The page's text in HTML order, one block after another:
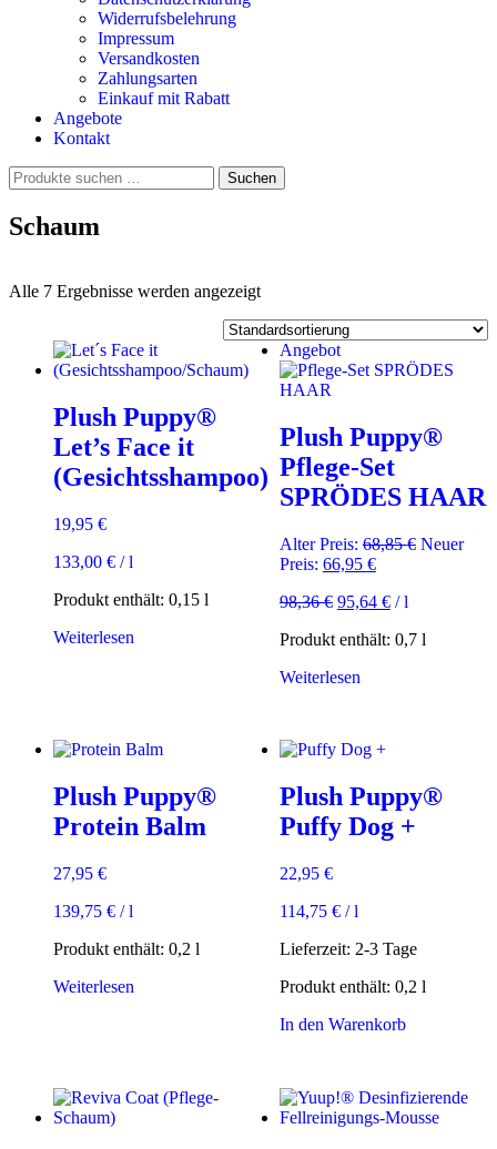
Widerrufsbelehrung
Impressum
Versandkosten
Zahlungsarten
Einkauf mit Rabatt
Angebote
Kontakt
Suchen
nach:
Suchen
Schaum
Alle 7 Ergebnisse werden angezeigt
Plush Puppy®
Let’s Face it
(Gesichtsshampoo)
19,95 €
133,00 € /l
Produkt enthält: 0,15 l
Weiterlesen
Angebot
Plush Puppy®
Pflege-Set
SPRÖDES HAAR
Alter Preis: 68,85€ Neuer
Preis: 66,95 €Aktueller
ist:
98,36€ 95,64 €/l
Produkt enthält: 0,7 l
Weiterlesen
Plush Puppy®
Protein Balm
27,95 €
139,75 € /l
Produkt enthält: 0,2 l
Weiterlesen
Plush Puppy®
Puffy Dog +
22,95 €
114,75 €/l
Lieferzeit: 2-3 Tage
Produkt enthält: 0,2 l
In den Warenkorb